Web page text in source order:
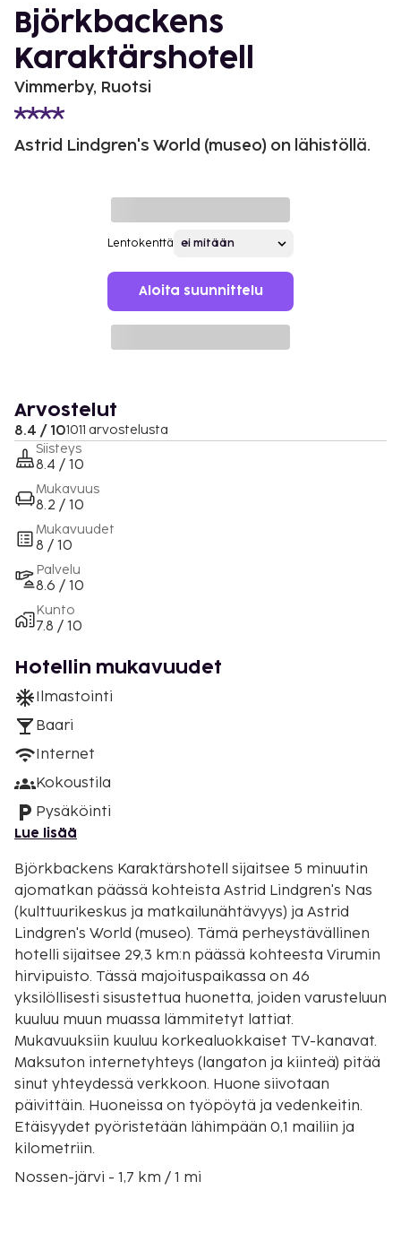
Björkbackens
Karaktärshotell
Vimmerby, Ruotsi
Astrid Lindgren's World (museo) on lähistöllä.
Lentokenttä
Aloita suunnittelu
Arvostelut
8.4 / 101011 arvostelusta
Siisteys
8.4 / 10
Mukavuus
8.2 / 10
Mukavuudet
8 / 10
Palvelu
8.6 / 10
Kunto
7.8 / 10
Hotellin mukavuudet
Ilmastointi
Baari
Internet
Kokoustila
Pysäköinti
Lue lisää
Björkbackens Karaktärshotell sijaitsee 5 minuutin
ajomatkan päässä kohteista Astrid Lindgren's Nas
(kulttuurikeskus ja matkailunähtävyys) ja Astrid
Lindgren's World (museo). Tämä perheystävällinen
hotelli sijaitsee 29,3 km:n päässä kohteesta Virumin
hirvipuisto. Tässä majoituspaikassa on 46
yksilöllisesti sisustettua huonetta, joiden varusteluun
kuuluu muun muassa lämmitetyt lattiat.
Mukavuuksiin kuuluu korkealuokkaiset TV-kanavat.
Maksuton internetyhteys (langaton ja kiinteä) pitää
sinut yhteydessä verkkoon. Huone siivotaan
päivittäin. Huoneissa on työpöytä ja vedenkeitin.
Etäisyydet pyöristetään lähimpään 0,1 mailiin ja
kilometriin.
Nossen-järvi - 1,7 km / 1 mi